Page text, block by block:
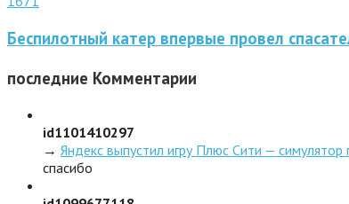
Беспилотный катер впервые провел
последние Комментарии
id1101410297
→ Яндекс выпустил игру Плюс Сити —
спасибо